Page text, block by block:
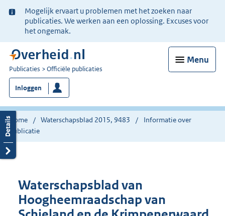
Ter
informatie:
Mogelijk ervaart u problemen met het zoeken naar
publicaties. We werken aan een oplossing. Excuses voor
het ongemak.
Menu
U
bent
nu
hier:
Publicaties Officiële publicaties
Inloggen
Home Waterschapsblad 2015, 9483
Informatie over
publicatie
Waterschapsblad van
Hoogheemraadschap van